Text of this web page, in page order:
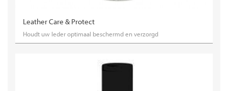
Leather Care & Protect
Houdt uw leder optimaal beschermd en verzorgd